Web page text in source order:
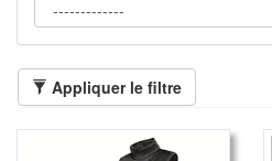
Appliquer le filtre